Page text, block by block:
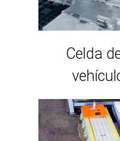
Celda